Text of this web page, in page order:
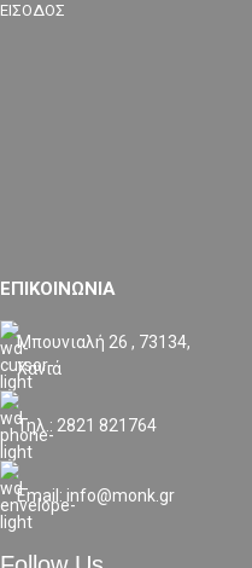
ΕΙΣΟΔΟΣ
ΕΠΙΚΟΙΝΩΝΙΑ
Μπουνιαλή 26 , 73134,
Χανιά
Τηλ.: 2821 821764
Email: info@monk.gr